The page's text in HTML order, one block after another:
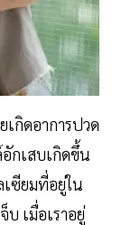
เกิดอาการปวด
กเสบเกิดขึ้น
เซียมที่อยู่ใน
บ เมื่อเราอยู่